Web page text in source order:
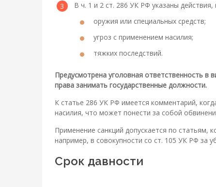
В ч. 1 и 2 ст. 286 УК РФ указаны
оружия или специальных средств;
угроз с применением насилия;
тяжких последствий.
Предусмотрена уголовная ответственность
права занимать государственные должности.
К статье 286 УК РФ имеется комментарий,
насилия, что может понести за собой
Применение санкций допускается по статьям,
например, в совокупности со ст. 105 УК РФ за
Срок давности